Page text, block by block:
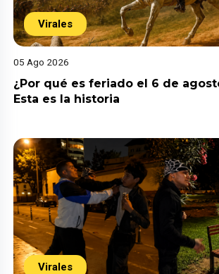
Virales
05 Ago 2026
¿Por qué es feriado el 6 de
Esta es la historia
Virales